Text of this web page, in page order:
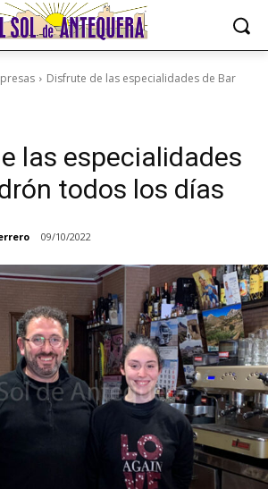
Disfrute de las especialidades de Bar
las especialidades
todos los días
09/10/2022